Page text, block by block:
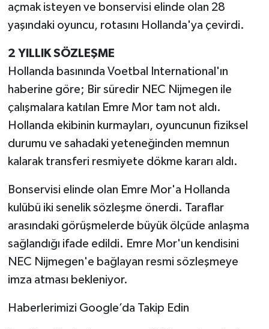
açmak isteyen ve bonservisi elinde olan 28
yaşındaki oyuncu, rotasını Hollanda'ya çevirdi.
2 YILLIK SÖZLEŞME
Hollanda basınında Voetbal International'ın
haberine göre; Bir süredir NEC Nijmegen ile
çalışmalara katılan Emre Mor tam not aldı.
Hollanda ekibinin kurmayları, oyuncunun fiziksel
durumu ve sahadaki yeteneğinden memnun
kalarak transferi resmiyete dökme kararı aldı.
Bonservisi elinde olan Emre Mor'a Hollanda
kulübü iki senelik sözleşme önerdi. Taraflar
arasındaki görüşmelerde büyük ölçüde anlaşma
sağlandığı ifade edildi. Emre Mor'un kendisini
NEC Nijmegen'e bağlayan resmi sözleşmeye
imza atması bekleniyor.
Haberlerimizi Google’da Takip Edin